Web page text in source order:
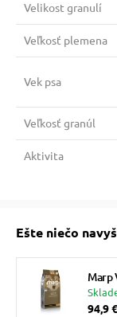
Velikost granulí
Veľkosť plemena
Vek psa
Veľkosť granúl
Aktivita
Ešte niečo
Marp
94,9 €